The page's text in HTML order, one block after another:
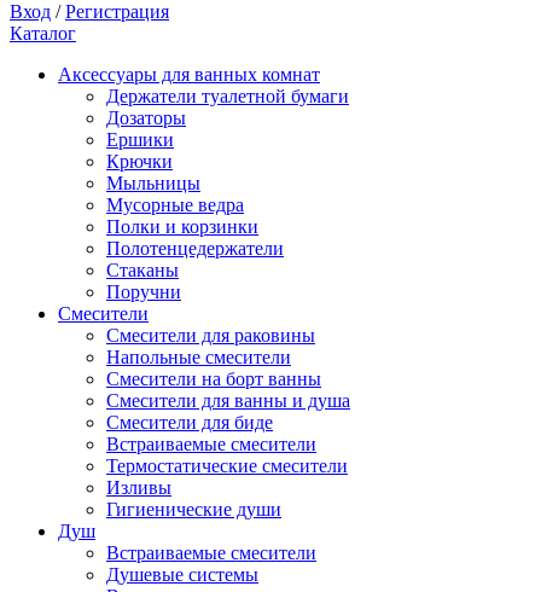
Вход /Регистрация
Каталог
Аксессуары для ванных комнат
Держатели туалетной бумаги
Дозаторы
Ершики
Крючки
Мыльницы
Мусорные ведра
Полки и корзинки
Полотенцедержатели
Стаканы
Поручни
Смесители
Смесители для раковины
Напольные смесители
Смесители на борт ванны
Смесители для ванны и душа
Смесители для биде
Встраиваемые смесители
Термостатические смесители
Изливы
Гигиенические души
Душ
Встраиваемые смесители
Душевые системы